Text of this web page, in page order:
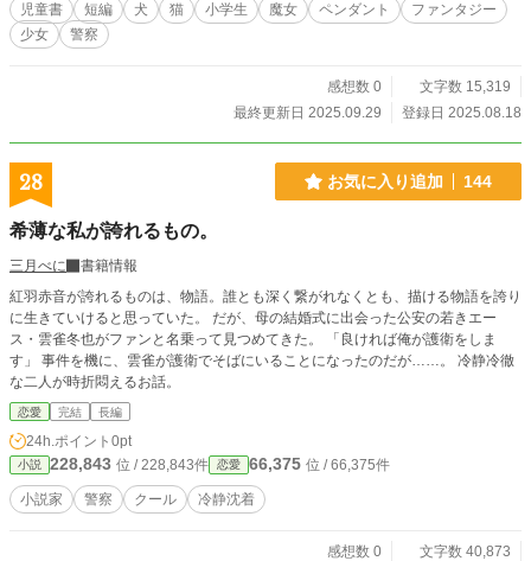
児童書 短編 犬 猫 小学生 魔女 ペンダント
ファンタジー
少女
警察
感想数 0
文字数 15,319
最終更新日 2025.09.29
登録日 2025.08.18
28 お気に入り追加 144
希薄な私が誇れるもの。
三月べに
書籍情報
紅羽赤音が誇れるものは、物語。誰とも深く繋がれなくとも、描ける物語を誇り
に生きていけると思っていた。 だが、母の結婚式に出会った公安の若きエー
ス・雲雀冬也がファンと名乗って見つめてきた。 「良ければ俺が護衛をしま
す」 事件を機に、雲雀が護衛でそばにいることになったのだが……。 冷静冷徹
な二人が時折悶えるお話。
恋愛 完結 長編
24h.ポイント 0pt
小説 228,843 位 / 228,843件 恋愛 66,375 位 / 66,375件
小説家 警察 クール 冷静沈着
感想数 0
文字数 40,873